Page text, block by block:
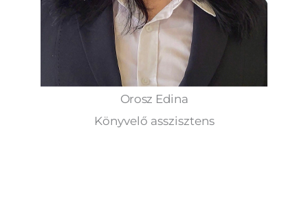
Orosz Edina
Könyvelő asszisztens